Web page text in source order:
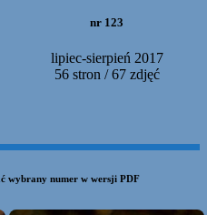
nr 123
lipiec-sierpień 2017
56 stron / 67 zdjęć
wybrany numer w wersji PDF